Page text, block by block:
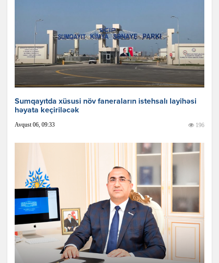
Sumqayıtda xüsusi növ faneraların istehsalı layihəsi
həyata keçiriləcək
Avqust 06, 09:33 196